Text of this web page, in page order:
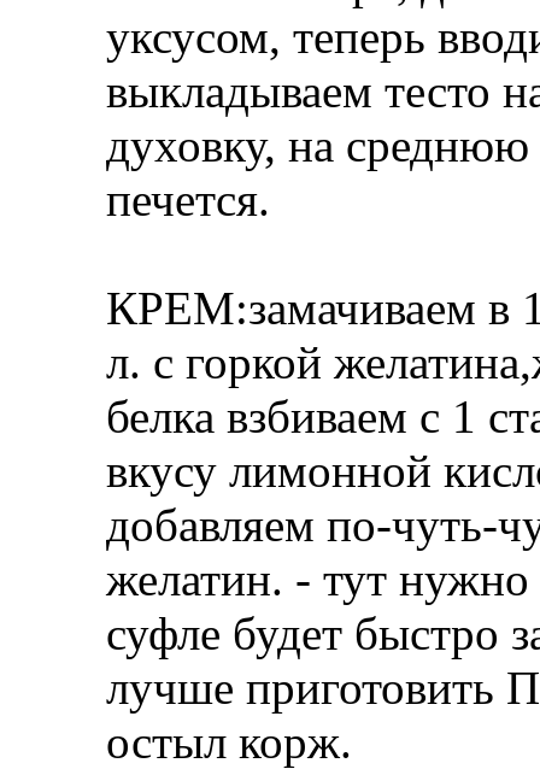
уксусом, теперь
выкладываем тесто
духовку, на среднюю
печется.
КРЕМ:замачиваем в
л. с горкой
белка взбиваем с 1
вкусу лимонной
добавляем по-чуть-
желатин. - тут нужно
суфле будет быстро
лучше приготовить
остыл корж.